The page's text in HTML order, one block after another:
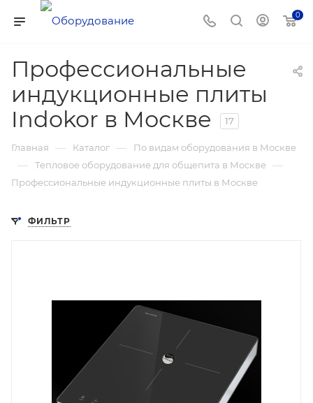
0
Профессиональные
индукционные плиты
Indokor в Москве
17
Главная — Каталог — По видам оборудования в Москве
— Тепловое оборудование для общепита в Москве —
Профессиональные индукционные плиты в Москве
ФИЛЬТР